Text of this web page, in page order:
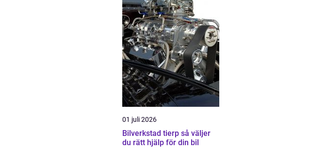
01 juli 2026
Bilverkstad tierp så väljer
du rätt hjälp för din bil